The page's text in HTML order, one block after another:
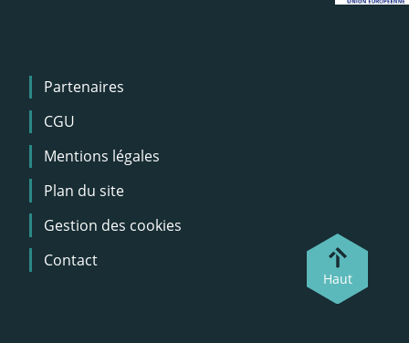
Menu
Pied
de
page
Partenaires
CGU
Mentions légales
Plan du site
Gestion des cookies
Contact
Haut